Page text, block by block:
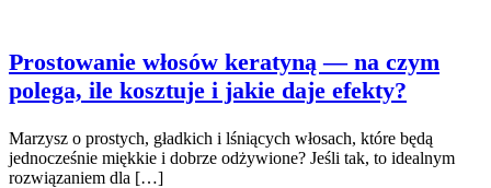
Prostowanie włosów keratyną — na czym
polega, ile kosztuje i jakie daje efekty?
Marzysz o prostych, gładkich i lśniących włosach, które będą
jednocześnie miękkie i dobrze odżywione? Jeśli tak, to idealnym
rozwiązaniem dla […]